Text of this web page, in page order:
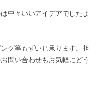
中々いいアイデアでしたよ
グ等もずいじ承ります。担
問い合わせもお気軽にどう